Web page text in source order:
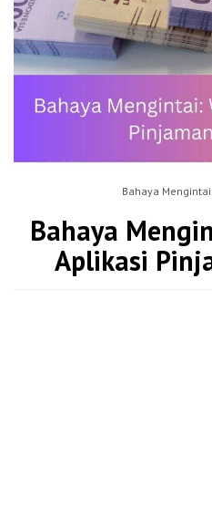
Bahaya
Bahaya
Aplikasi